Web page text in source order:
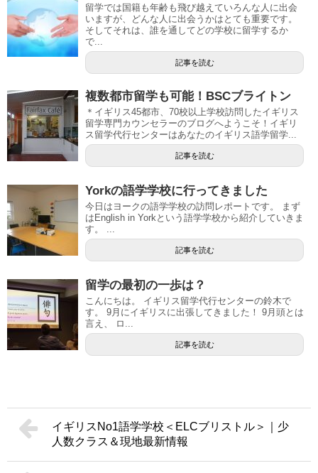
留学では国籍も年齢も飛び越えていろんな人に出会
いますが、どんな人に出会うかはとても重要です。
そしてそれは、誰を通してどの学校に留学するか
で...
記事を読む
複数都市留学も可能！BSCブライトン
＊イギリス45都市、70校以上学校訪問したイギリス
留学専門カウンセラーのブログへようこそ！イギリ
ス留学代行センターはあなたのイギリス語学留学...
記事を読む
Yorkの語学学校に行ってきました
今日はヨークの語学学校の訪問レポートです。 まず
はEnglish in Yorkという語学学校から紹介していきま
す。 ...
記事を読む
留学の最初の一歩は？
こんにちは。 イギリス留学代行センターの鈴木で
す。 9月にイギリスに出張してきました！ 9月頭とは
言え、 ロ...
記事を読む
イギリスNo1語学学校＜ELCブリストル＞｜少
人数クラス＆現地最新情報